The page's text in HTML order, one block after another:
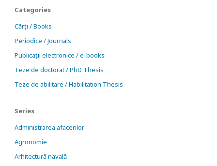
Categories
Cărți / Books
Periodice / Journals
Publicații electronice / e-books
Teze de doctorat / PhD Thesis
Teze de abilitare / Habilitation Thesis
Series
Administrarea afacerilor
Agronomie
Arhitectură navală